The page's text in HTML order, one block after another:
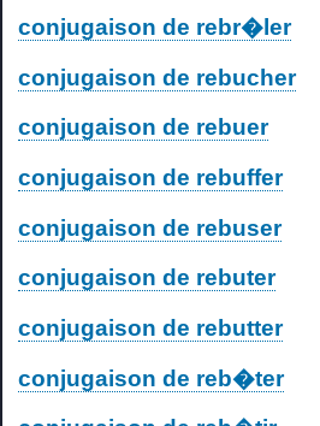
conjugaison de rebr�ler
conjugaison de rebucher
conjugaison de rebuer
conjugaison de rebuffer
conjugaison de rebuser
conjugaison de rebuter
conjugaison de rebutter
conjugaison de reb�ter